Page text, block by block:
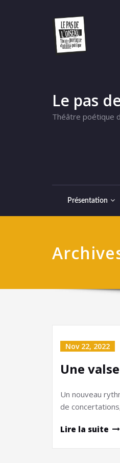
Le pas
Théâtre poétique
Présentation
Nov 22, 2022
Une
Un nouveau
de
Lire la suite